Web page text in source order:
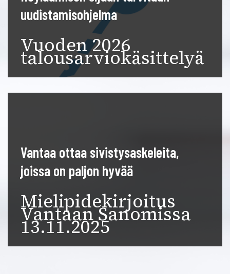
uudistamisohjelma
Vuoden 2026
talousarviokäsittelyä
Vantaa ottaa sivistysaskeleita,
joissa on paljon hyvää
Mielipidekirjoitus
Vantaan Sanomissa
13.11.2025